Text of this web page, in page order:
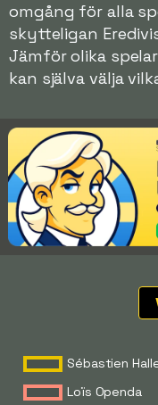
omgång för alla
skytteligan
Jämför olika
kan själva välja